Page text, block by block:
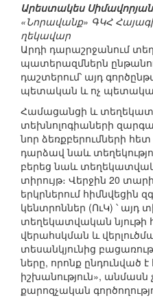
Արեստակես Սիմավորյան
«Նորավանք» ԳԿՀ
ղեկավար
Արդի դարաշրջանում
պատերազմներն
դաշտերում՝ այդ
պետական և ոչ
Համացանցի և
տեխնոլոգիաների
նոր ձեռքբերումների
դարձավ նաև
բերեց նաև
տիրույթ։ Վերջին 20
երկրներում հիմնվեցին
կենտրոններ (ՈւԿ) ՝ այդ
տեղեկատվական նյութի
վերահսկման և
տեսանկյունից
ները, որոնք ընդունված
իշխանություն»,
քարոզչական